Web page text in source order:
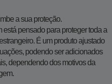
a sua proteção.
pensado para proteger toda a
É um produto ajustado
podendo ser adicionados
dependendo dos motivos da